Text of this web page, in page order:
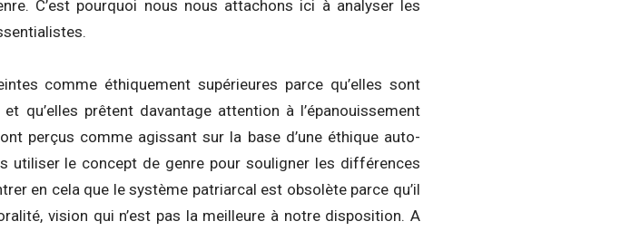
C’est pourquoi nous nous attachons ici à analyser les
comme éthiquement supérieures parce qu’elles sont
qu’elles prêtent davantage attention à l’épanouissement
perçus comme agissant sur la base d’une éthique auto-
utiliser le concept de genre pour souligner les différences
en cela que le système patriarcal est obsolète parce qu’il
vision qui n’est pas la meilleure à notre disposition. A